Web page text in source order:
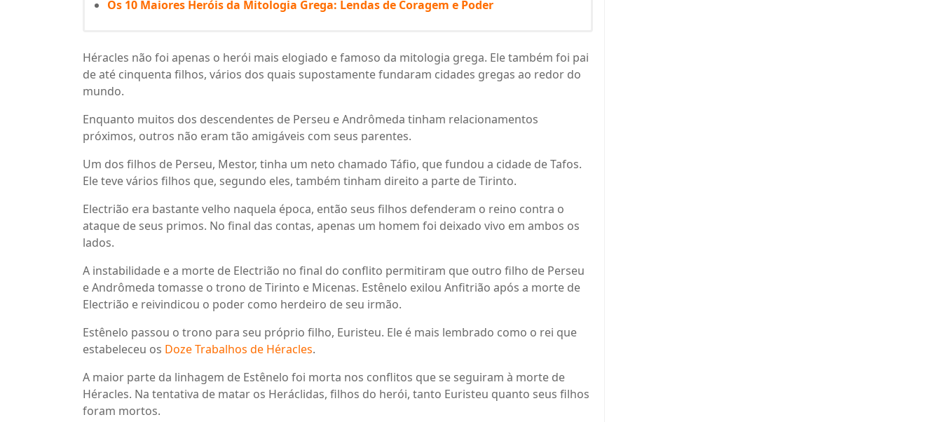
Os 10 Maiores Heróis da Mitologia Grega: Lendas de Coragem e Poder
Héracles não foi apenas o herói mais elogiado e famoso da mitologia grega. Ele também foi pai
de até cinquenta filhos, vários dos quais supostamente fundaram cidades gregas ao redor do
mundo.
Enquanto muitos dos descendentes de Perseu e Andrômeda tinham relacionamentos
próximos, outros não eram tão amigáveis com seus parentes.
Um dos filhos de Perseu, Mestor, tinha um neto chamado Táfio, que fundou a cidade de Tafos.
Ele teve vários filhos que, segundo eles, também tinham direito a parte de Tirinto.
Electrião era bastante velho naquela época, então seus filhos defenderam o reino contra o
ataque de seus primos. No final das contas, apenas um homem foi deixado vivo em ambos os
lados.
A instabilidade e a morte de Electrião no final do conflito permitiram que outro filho de Perseu
e Andrômeda tomasse o trono de Tirinto e Micenas. Estênelo exilou Anfitrião após a morte de
Electrião e reivindicou o poder como herdeiro de seu irmão.
Estênelo passou o trono para seu próprio filho, Euristeu. Ele é mais lembrado como o rei que
estabeleceu os Doze Trabalhos de Héracles.
A maior parte da linhagem de Estênelo foi morta nos conflitos que se seguiram à morte de
Héracles. Na tentativa de matar os Heráclidas, filhos do herói, tanto Euristeu quanto seus filhos
foram mortos.